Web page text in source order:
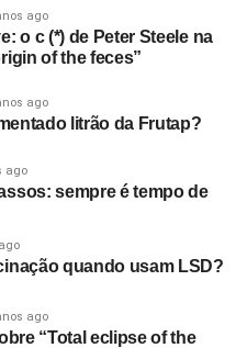
Peixoto, 1695,
ago
o c (*) de Peter Steele na
of the feces”
ago
litrão da Frutap?
ago
sempre é tempo de
quando usam LSD?
ago
“Total eclipse of the